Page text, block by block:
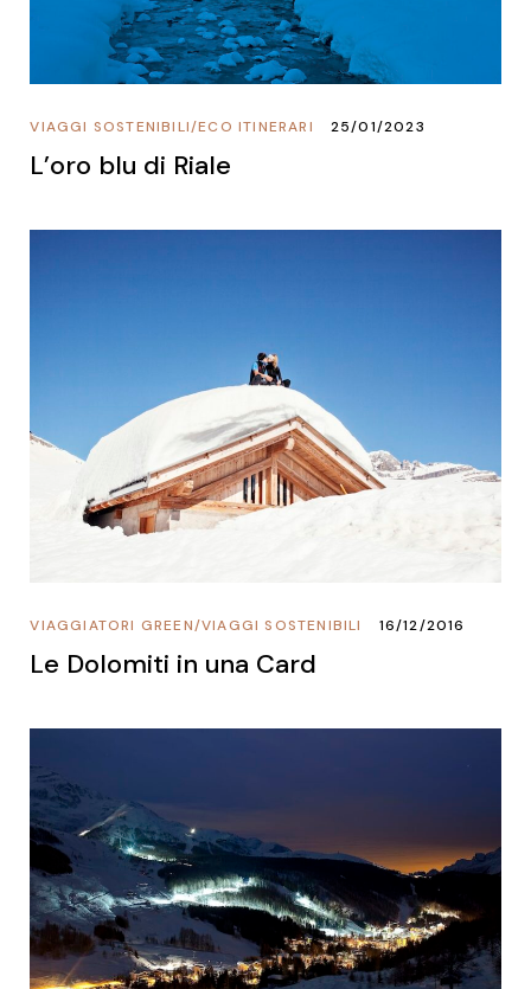
ECO ITINERARI
/
VIAGGI SOSTENIBILI 25/01/2023
L’oro blu di Riale
VIAGGI SOSTENIBILI
/
VIAGGIATORI GREEN 16/12/2016
Le Dolomiti in una Card